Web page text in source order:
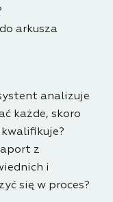
arkusza
analizuje
każde, skoro
z
i
się w proces?